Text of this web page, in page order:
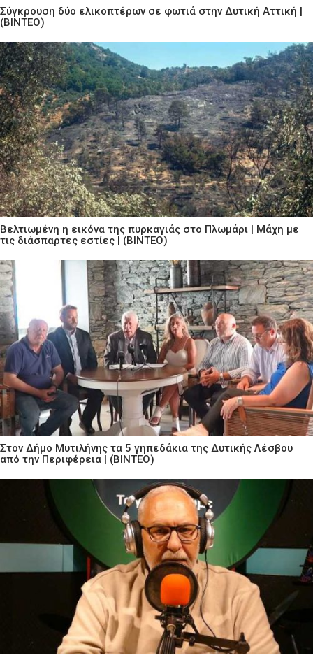
Σύγκρουση δύο ελικοπτέρων σε φωτιά στην Δυτική Αττική |
(ΒΙΝΤΕΟ)
Βελτιωμένη η εικόνα της πυρκαγιάς στο Πλωμάρι | Μάχη με
τις διάσπαρτες εστίες | (ΒΙΝΤΕΟ)
Στον Δήμο Μυτιλήνης τα 5 γηπεδάκια της Δυτικής Λέσβου
από την Περιφέρεια | (ΒΙΝΤΕΟ)